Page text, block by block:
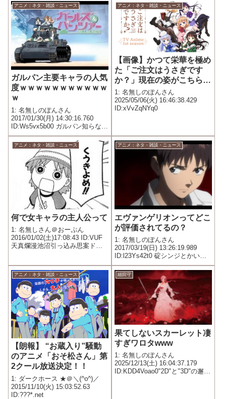
る 2005～2011全滅 2012年 ハイ
キュー!! 斉木楠雄のΨ難 食戟...
アニメ：ネタ・雑談・ニュース
ガルパン主要キャラの人気
度ｗｗｗｗｗｗｗｗｗｗｗ
ｗ
1: 名無しのぽんさん
2017/01/30(月) 14:30:16.760
ID:Ws5vx5b00 ガルパン知らない
けど値段が高い＝人気ないって
事でいいんだよね
アニメ：ネタ・雑談・ニュース
【画像】かつて栄華を極め
た「ご注文はうさぎです
か？」現在の姿がこちらｗ
ｗｗｗｗｗｗｗｗｗｗｗｗ
ｗｗｗｗｗｗｗｗｗｗｗｗ
ｗｗｗ
1: 名無しのぽんさん
2025/05/06(火) 16:46:38.429
ID:xVvZqNYq0
アニメ：ネタ・雑談・ニュース
何で女キャラの主人公って
1: 名無しさん＠おーぷん
2016/01/02(土)17:08:43 ID:VUF
天真爛漫池沼引っ込み思案ドジ
アニメ：ネタ・雑談・ニュース
エヴァンゲリオンってどこ
が評価されてるの？
1: 名無しのぽんさん
2017/03/19(日) 13:26:19.989
ID:l23Ys42t0 碇シンジとかいう
無個性自己投影型の主人公が気
持ち悪いだけなんだが
アニメ：ネタ・雑談・ニュース
【朗報】 “お蔵入り”騒動
のアニメ「おそ松さん」第
2クール放送決定！！
1: ダークホース ★＠＼(^o^)／
2015/11/10(火) 15:03:52.63
ID:???*.net
細田守
果てしないスカーレット凄
すぎワロタwww
1: 名無しのぽんさん
2025/12/13(土) 16:04:37.179
ID:KDD4Voao0"2D"と"3D"の邂